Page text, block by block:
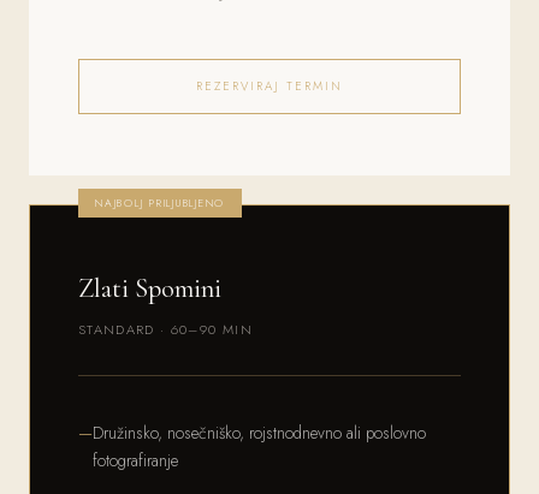
REZERVIRAJ TERMIN
NAJBOLJ PRILJUBLJENO
Zlati Spomini
STANDARD · 60–90 MIN
Družinsko, nosečniško, rojstnodnevno ali poslovno
fotografiranje